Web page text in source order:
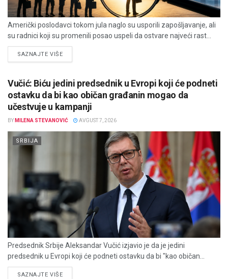
Američki poslodavci tokom jula naglo su usporili zapošljavanje, ali
su radnici koji su promenili posao uspeli da ostvare najveći rast...
SAZNAJTE VIŠEDETAILS
Vučić: Biću jedini predsednik u Evropi koji će podneti
ostavku da bi kao običan građanin mogao da
učestvuje u kampanji
BY MILENA STEVANOVIĆ AVGUST 7, 2026
SRBIJA
Predsednik Srbije Aleksandar Vučić izjavio je da je jedini
predsednik u Evropi koji će podneti ostavku da bi "kao običan...
SAZNAJTE VIŠEDETAILS